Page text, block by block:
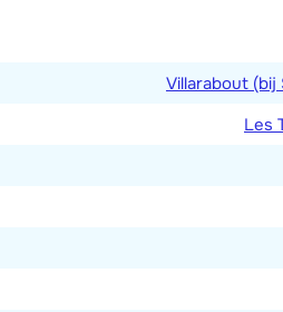
(met douche), een terras, een
Villarabout (bij
Les